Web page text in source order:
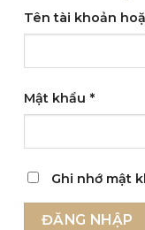
Tên tài khoản
Mật khẩu *
Ghi nhớ mật
ĐĂNG NHẬP